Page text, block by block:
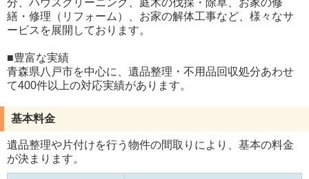
繕・修理（リフォーム）、お家の解体工事など、様々なサ
ービスを展開しております。
■豊富な実績
青森県八戸市を中心に、遺品整理・不用品回収処分あわせ
て400件以上の対応実績があります。
基本料金
遺品整理や片付けを行う物件の間取りにより、基本の料金
が決まります。